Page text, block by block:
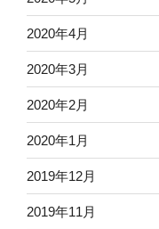
2020年4月
2020年3月
2020年2月
2020年1月
2019年12月
2019年11月